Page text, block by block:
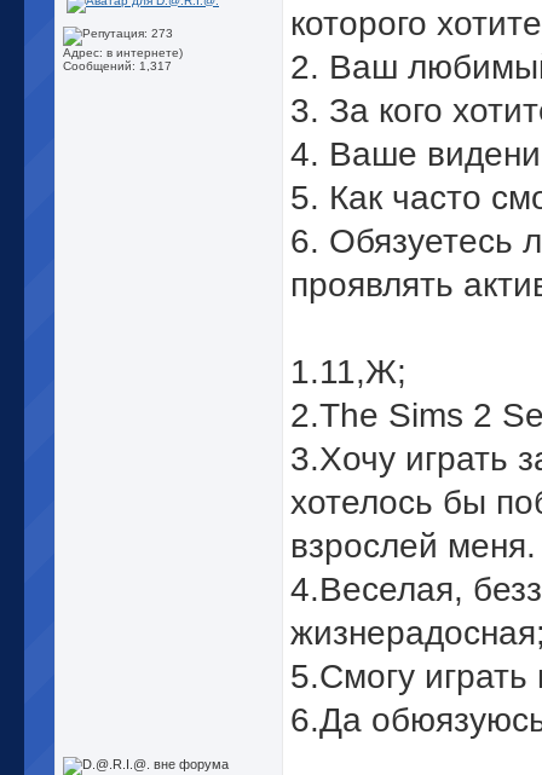
Адрес: в интернете)
Сообщений: 1,317
которого
2. Ваш
3. За кого
4. Ваше
5. Как часто
6. Обязуетесь
проявлять
1.11,Ж;
2.The Sims 2
3.Хочу играть
хотелось бы
взрослей
4.Веселая,
5.Смогу
6.Да